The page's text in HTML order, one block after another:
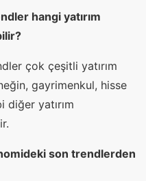
hangi yatırım
çok çeşitli yatırım
gayrimenkul, hisse
yatırım
son trendlerden